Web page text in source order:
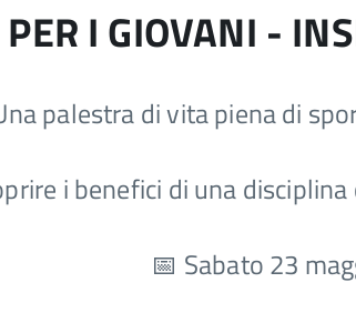
I GIOVANI -
palestra di vita piena di
i benefici di una
📅 Sabato 23